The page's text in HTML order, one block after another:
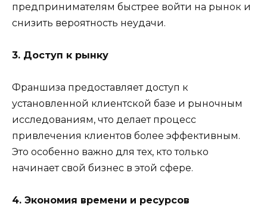
предпринимателям быстрее войти на рынок и
снизить вероятность неудачи.
3. Доступ к рынку
Франшиза предоставляет доступ к
установленной клиентской базе и рыночным
исследованиям, что делает процесс
привлечения клиентов более эффективным.
Это особенно важно для тех, кто только
начинает свой бизнес в этой сфере.
4. Экономия времени и ресурсов